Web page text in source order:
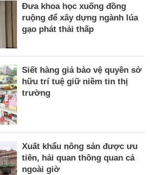
Đưa khoa học xuống đồng
ruộng để xây dựng ngành lúa
gạo phát thải thấp
Siết hàng giả bảo vệ quyền sở
hữu trí tuệ giữ niềm tin thị
trường
Xuất khẩu nông sản được ưu
tiên, hải quan thông quan cả
ngoài giờ